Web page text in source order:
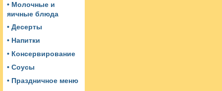
• Молочные и
яичные блюда
• Десерты
• Напитки
• Консервирование
• Соусы
• Праздничное меню